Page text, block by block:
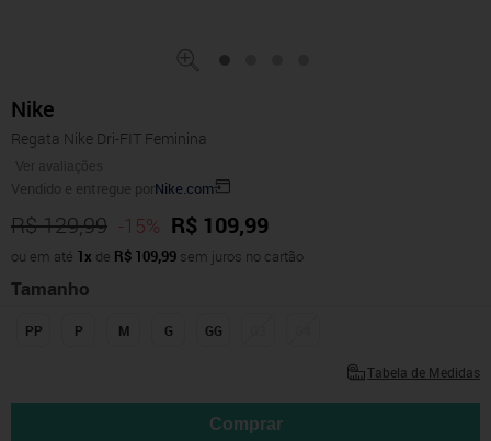
Nike
Regata Nike Dri-FIT Feminina
Ver avaliações
Vendido e entregue porNike.com
R$ 129,99 -15% R$ 109,99
ou em até 1x de R$ 109,99 sem juros no cartão
Tamanho
PP P M G GG
Tabela de Medidas
Comprar